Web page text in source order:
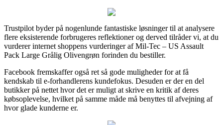
Trustpilot byder på nogenlunde fantastiske løsninger til at analysere
flere eksisterende forbrugeres reflektioner og derved tilråder vi, at du
vurderer internet shoppens vurderinger af Mil-Tec – US Assault
Pack Large Grålig Olivengrøn forinden du bestiller.
Facebook fremskaffer også ret så gode muligheder for at få
kendskab til e-forhandlerens kundefokus. Desuden er der en del
butikker på nettet hvor det er muligt at skrive en kritik af deres
købsoplevelse, hvilket på samme måde må benyttes til afvejning af
hvor glade kunderne er.